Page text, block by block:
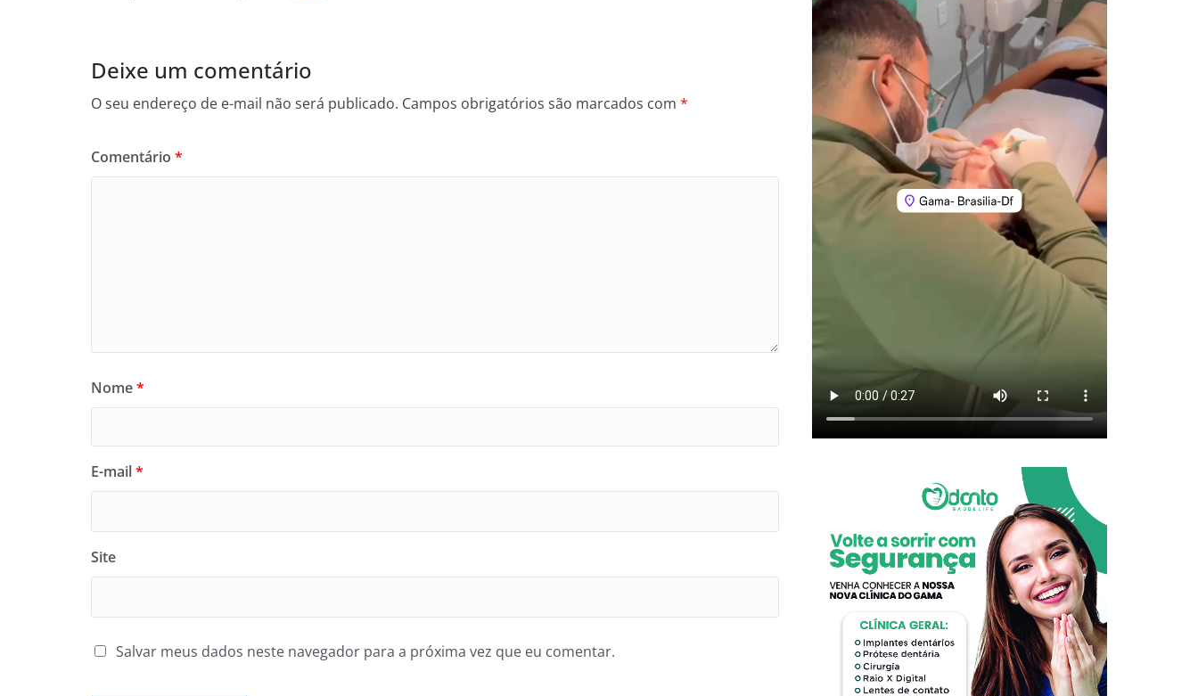
Deixe um comentário
O seu endereço de e-mail não será publicado. Campos obrigatórios são marcados com *
Comentário *
Nome*
E-mail*
Site
Salvar meus dados neste navegador para a próxima vez que eu comentar.